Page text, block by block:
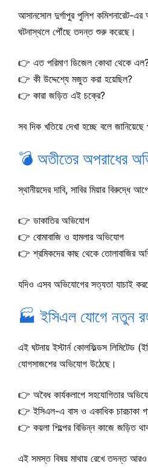
আসানসোল দুর্গাপুর পুলিশ কমিশনারেট-এর
ঘটনাস্থলে পৌঁছে তদন্ত শুরু করেছে।
👉 এত পরিমাণ ডিজেল কোথা থেকে
👉 কী উদ্দেশ্যে মজুত করা হয়েছিল?
👉 কারা জড়িত এই চক্রে?
সব দিক খতিয়ে দেখা হচ্ছে বলে জানিয়েছে
💣 অতীতের অপরাধের
স্থানীয়দের দাবি, সাবির মিয়ার
👉 ডাকাতির অভিযোগ
👉 বোমাবাজি ও হামলার অভিযোগ
👉 শ্রমিকদের কাছ থেকে তোলাবাজির
যদিও এসব অভিযোগের সত্যতা যাচাই
🏭 ইসিএল যোগে নতুন
এই ঘটনায় ইস্টার্ন কোলফিল্ডস লিমিটেড
যোগসাজশের অভিযোগ উঠেছে।
👉 অবৈধ কার্যকলাপে সহযোগিতার
👉 ইসিএল-এ বাস ও একাধিক চারচাকা
👉 কয়লা শিল্পের বিভিন্ন কাজে জড়িত
এই সমস্ত বিষয় মাথায় রেখে তদন্ত আরও